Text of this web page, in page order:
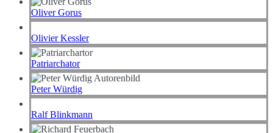
Oliver Gorus
Olivier Kessler
Patriarchator
Peter Würdig
Ralf Blinkmann